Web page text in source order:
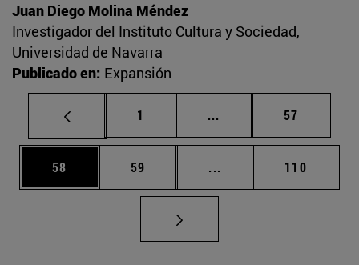
Juan Diego Molina Méndez
Investigador del Instituto Cultura y Sociedad,
Universidad de Navarra
Publicado en: Expansión
Página
1 ... Páginas intermedias
Página
57
Página
58 Página
59 ... Páginas intermedias
Página
110